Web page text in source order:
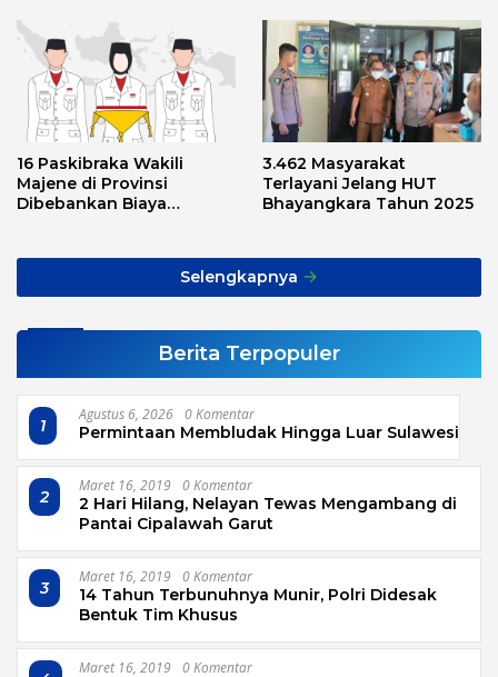
16 Paskibraka Wakili
Majene di Provinsi
Dibebankan Biaya
3.462 Masyarakat
Terlayani Jelang HUT
Bhayangkara Tahun 2025
Selengkapnya
Berita Terpopuler
1
Agustus 6, 2026 0 Komentar
Permintaan Membludak Hingga Luar Sulawesi
2
Maret 16, 2019 0 Komentar
2 Hari Hilang, Nelayan Tewas Mengambang di
Pantai Cipalawah Garut
3
Maret 16, 2019 0 Komentar
14 Tahun Terbunuhnya Munir, Polri Didesak
Bentuk Tim Khusus
Maret 16, 2019 0 Komentar